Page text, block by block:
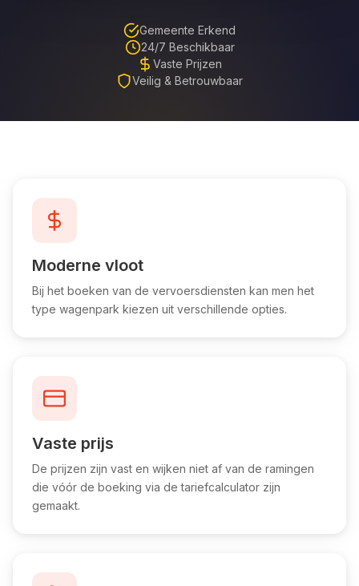
Gemeente Erkend
24/7 Beschikbaar
Vaste Prijzen
Veilig & Betrouwbaar
Moderne vloot
Bij het boeken van de vervoersdiensten kan men het
type wagenpark kiezen uit verschillende opties.
Vaste prijs
De prijzen zijn vast en wijken niet af van de ramingen
die vóór de boeking via de tariefcalculator zijn
gemaakt.